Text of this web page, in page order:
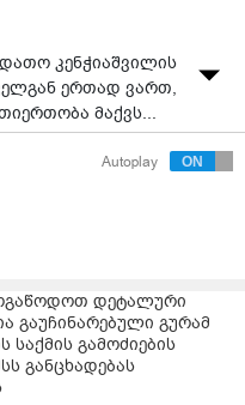
კენჭიაშვილის
ერთად ვართ,
მაქვს...
Autoplay
დეტალური
გაუჩინარებული გურამ
საქმის გამოძიების
განცხადებას